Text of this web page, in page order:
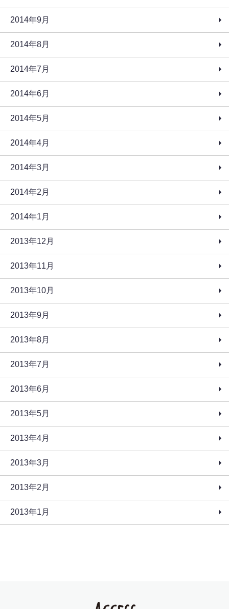
2014年9月
2014年8月
2014年7月
2014年6月
2014年5月
2014年4月
2014年3月
2014年2月
2014年1月
2013年12月
2013年11月
2013年10月
2013年9月
2013年8月
2013年7月
2013年6月
2013年5月
2013年4月
2013年3月
2013年2月
2013年1月